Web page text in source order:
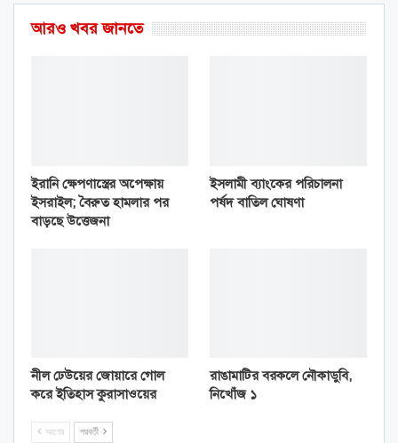
আরও খবর জানতে
ইরানি ক্ষেপণাস্ত্রের অপেক্ষায়
ইসরাইল; বৈরুত হামলার পর
বাড়ছে উত্তেজনা
ইসলামী ব্যাংকের পরিচালনা
পর্ষদ বাতিল ঘোষণা
নীল ঢেউয়ের জোয়ারে গোল
করে ইতিহাস কুরাসাওয়ের
রাঙামাটির বরকলে নৌকাডুবি,
নিখোঁজ ১
আগের পরবর্তী